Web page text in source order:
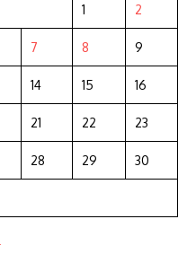
1 2
7 8 9
14 15 16
21 22 23
28 29 30